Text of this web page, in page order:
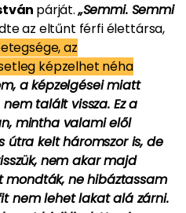
párját.„Semmi. Semmi
az eltűnt férfi élettársa,
az
képzelhet néha
a képzelgései miatt
talált vissza. Ez a
mintha valami elől
útra kelt háromszor is, de
nem akar majd
mondták, ne hibáztassam
nem lehet lakat alá zárni.